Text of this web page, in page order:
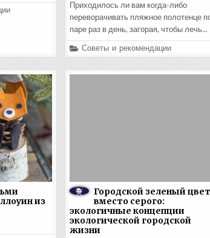
Приходилось ли вам когда-либо
переворачивать пляжное полотенце
паре раз в день, загорая, чтобы лечь…
Posted
in
Советы и рекомендации
из
Городской зеленый цвет
вместо серого:
экологичные концепции
экологической городской
жизни